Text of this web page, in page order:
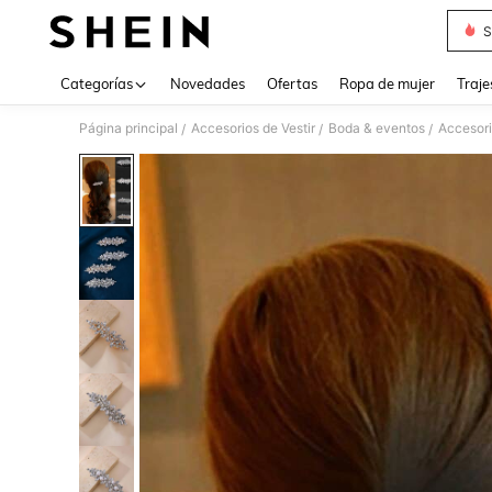
Categorías Novedades Ofertas Ropa de mujer
Página principal / Accesorios de Vestir / Boda & eventos /